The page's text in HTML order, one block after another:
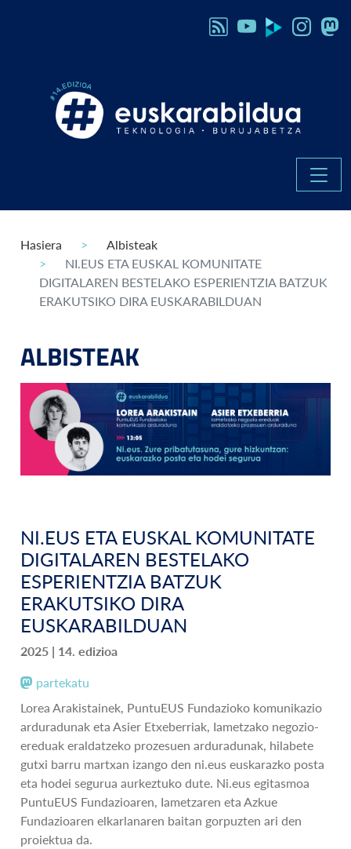
Hasiera
Albisteak
NI.EUS ETA EUSKAL KOMUNITATE
DIGITALAREN BESTELAKO ESPERIENTZIA BATZUK
ERAKUTSIKO DIRA EUSKARABILDUAN
ALBISTEAK
NI.EUS ETA EUSKAL KOMUNITATE
DIGITALAREN BESTELAKO
ESPERIENTZIA BATZUK
ERAKUTSIKO DIRA
EUSKARABILDUAN
2025 | 14. edizioa
partekatu
Lorea Arakistainek, PuntuEUS Fundazioko komunikazio
arduradunak eta Asier Etxeberriak, Iametzako negozio-
ereduak eraldatzeko prozesuen arduradunak, hilabete
gutxi barru martxan izango den ni.eus euskarazko posta
eta hodei segurua aurkeztuko dute. Ni.eus egitasmoa
PuntuEUS Fundazioaren, Iametzaren eta Azkue
Fundazioaren elkarlanaren baitan gorpuzten ari den
proiektua da.